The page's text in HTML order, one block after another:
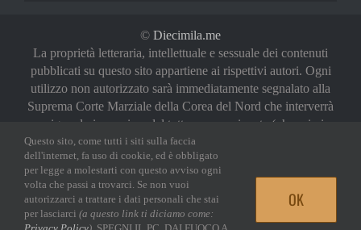
© Diecimila.me
La proprietà letteraria, intellettuale e sessuale dei contenuti
pubblicati su questo sito appartiene ai rispettivi autori. Ogni
utilizzo non autorizzato sarà immediatamente segnalato alla
Suprema Corte Marziale della Corea del Nord che interverrà
a riguardo in maniera del tutto sproporzionata (oh, noi vi
abbiamo avvertiti)
Privacy Policy|Login
FacebookTwitterYouTube
Questo sito, come tutti i siti sulla faccia
dell'internet, fa uso di cookie, ed è obbligato
per legge a molestarti con questo avviso ogni
volta che passi a trovarci. Se non vuoi
autorizzarci a trattare i dati personali che stai
per lasciarci (a questo link ti diciamo come:
OK